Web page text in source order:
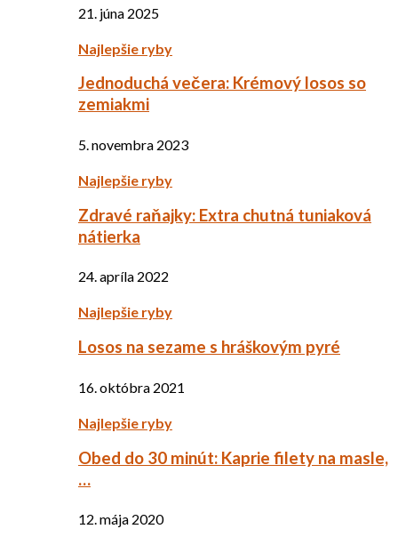
21. júna 2025
Najlepšie ryby
Jednoduchá večera: Krémový losos so
zemiakmi
5. novembra 2023
Najlepšie ryby
Zdravé raňajky: Extra chutná tuniaková
nátierka
24. apríla 2022
Najlepšie ryby
Losos na sezame s hráškovým pyré
16. októbra 2021
Najlepšie ryby
Obed do 30 minút: Kaprie filety na masle,
…
12. mája 2020